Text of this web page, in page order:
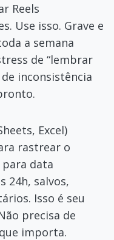
Reels
Use isso. Grave e
a semana
de “lembrar
inconsistência
Excel)
rastrear o
para data
24h, salvos,
Isso é seu
precisa de
importa.